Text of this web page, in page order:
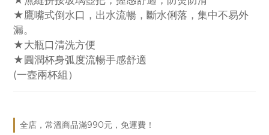
★鷹嘴式倒水口，出水流暢，斷水俐落，集中不易外
漏。
★大瓶口清洗方便
★圓潤杯身弧度流暢手感舒適
(一壺兩杯組）
全店，常溫商品滿990元，免運費！